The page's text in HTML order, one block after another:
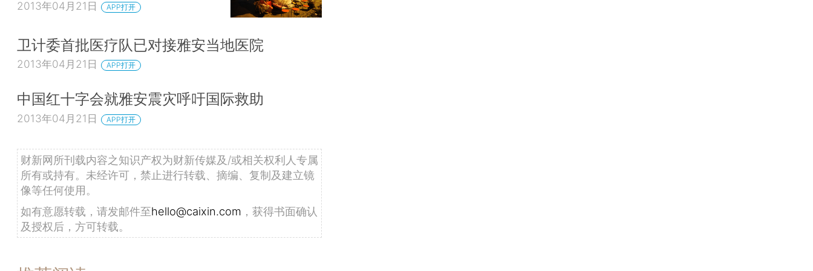
2013年04月21日 APP打开
卫计委首批医疗队已对接雅安当地医院
2013年04月21日 APP打开
中国红十字会就雅安震灾呼吁国际救助
2013年04月21日 APP打开
财新网所刊载内容之知识产权为财新传媒及/或相关权利人专属
所有或持有。未经许可，禁止进行转载、摘编、复制及建立镜
像等任何使用。
如有意愿转载，请发邮件至hello@caixin.com ，获得书面确认
及授权后，方可转载。